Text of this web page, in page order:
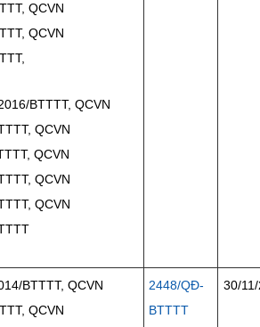
QCVN
QCVN
BTTTT, QCVN
QCVN
QCVN
QCVN
QCVN
BTTTT, QCVN
QCVN
2448/QĐ-
BTTTT
30/